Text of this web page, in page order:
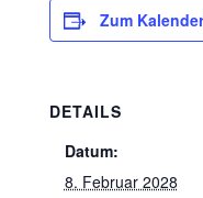
Zum
DETAILS
Datum:
8. Februar 2028